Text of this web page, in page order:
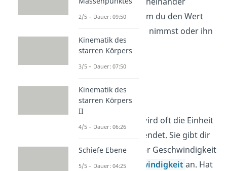
umrechnen, indem du den Wert
entweder mal 3,6 nimmst oder ihn
durch 3,6 teilst:
Bei Flugzeugen wird oft die Einheit
(Ma) verwendet. Sie gibt dir
das Verhältnis der Geschwindigkeit
zurSchallgeschwindigkeit an. Hat
2/5 – Dauer: 09:50
Kinematik des
starren Körpers
3/5 – Dauer: 07:50
Kinematik des
starren Körpers
II
4/5 – Dauer: 06:26
Schiefe Ebene
5/5 – Dauer: 04:25